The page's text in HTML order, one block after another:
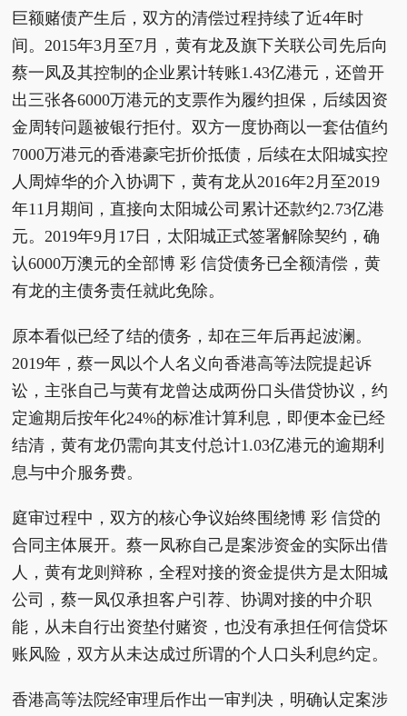
巨额赌债产生后，双方的清偿过程持续了近4年时
间。2015年3月至7月，黄有龙及旗下关联公司先后向
蔡一凤及其控制的企业累计转账1.43亿港元，还曾开
出三张各6000万港元的支票作为履约担保，后续因资
金周转问题被银行拒付。双方一度协商以一套估值约
7000万港元的香港豪宅折价抵债，后续在太阳城实控
人周焯华的介入协调下，黄有龙从2016年2月至2019
年11月期间，直接向太阳城公司累计还款约2.73亿港
元。2019年9月17日，太阳城正式签署解除契约，确
认6000万澳元的全部博 彩 信贷债务已全额清偿，黄
有龙的主债务责任就此免除。
原本看似已经了结的债务，却在三年后再起波澜。
2019年，蔡一凤以个人名义向香港高等法院提起诉
讼，主张自己与黄有龙曾达成两份口头借贷协议，约
定逾期后按年化24%的标准计算利息，即便本金已经
结清，黄有龙仍需向其支付总计1.03亿港元的逾期利
息与中介服务费。
庭审过程中，双方的核心争议始终围绕博 彩 信贷的
合同主体展开。蔡一凤称自己是案涉资金的实际出借
人，黄有龙则辩称，全程对接的资金提供方是太阳城
公司，蔡一凤仅承担客户引荐、协调对接的中介职
能，从未自行出资垫付赌资，也没有承担任何信贷坏
账风险，双方从未达成过所谓的个人口头利息约定。
香港高等法院经审理后作出一审判决，明确认定案涉